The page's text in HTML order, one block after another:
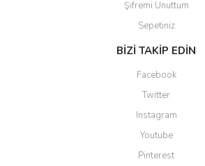
Şifremi Unuttum
Sepetiniz
BİZİ TAKİP EDİN
Facebook
Twitter
Instagram
Youtube
Pinterest